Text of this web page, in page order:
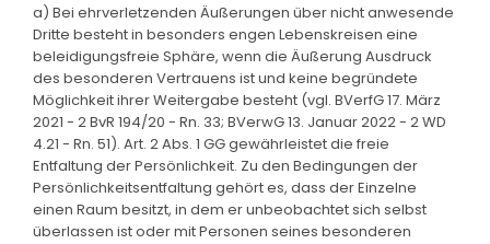
a) Bei ehrverletzenden Äußerungen über nicht anwesende
Dritte besteht in besonders engen Lebenskreisen eine
beleidigungsfreie Sphäre, wenn die Äußerung Ausdruck
des besonderen Vertrauens ist und keine begründete
Möglichkeit ihrer Weitergabe besteht (vgl. BVerfG 17. März
2021 - 2 BvR 194/20 - Rn. 33; BVerwG 13. Januar 2022 - 2 WD
4.21 - Rn. 51). Art. 2 Abs. 1 GG gewährleistet die freie
Entfaltung der Persönlichkeit. Zu den Bedingungen der
Persönlichkeitsentfaltung gehört es, dass der Einzelne
einen Raum besitzt, in dem er unbeobachtet sich selbst
überlassen ist oder mit Personen seines besonderen